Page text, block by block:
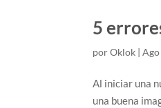
5
porOklok |
Al iniciar una
una buena